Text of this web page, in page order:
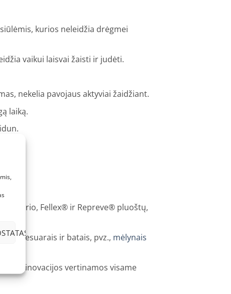
kurios neleidžia drėgmei
vaikui laisvai žaisti ir judėti.
nekelia pavojaus aktyviai žaidžiant.
laiką.
Fellex® ir Repreve® pluoštų,
aksesuarais ir batais, pvz., mėlynais
ir inovacijos vertinamos visame